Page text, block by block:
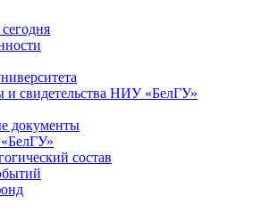
и свидетельства НИУ «БелГУ»
документы
состав